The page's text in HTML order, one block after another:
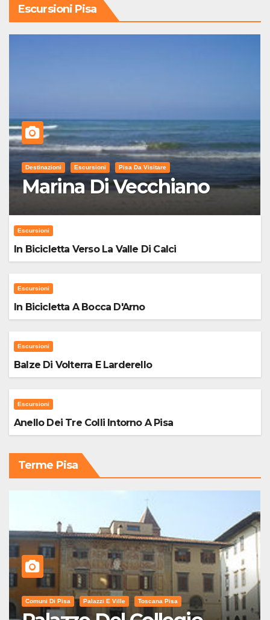
Escursioni Pisa
Destinazioni Escursioni Pisa Da Visitare
Marina Di Vecchiano
Escursioni
In Bicicletta Verso La Valle Di Calci
Escursioni
In Bicicletta A Bocca D'Arno
Escursioni
Balze Di Volterra E Larderello
Escursioni
Anello Dei Tre Colli Intorno A Pisa
Terme Pisa
Comuni Di Pisa Palazzi E Ville Toscana Pisa